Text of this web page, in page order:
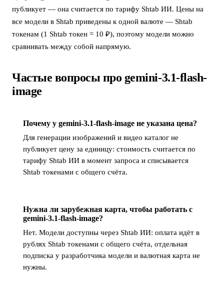
публикует — она считается по тарифу Shtab ИИ. Цены на
все модели в Shtab приведены к одной валюте — Shtab
токенам (1 Shtab токен = 10 ₽), поэтому модели можно
сравнивать между собой напрямую.
Частые вопросы про gemini-3.1-flash-
image
Почему у gemini-3.1-flash-image не указана цена?
Для генерации изображений и видео каталог не
публикует цену за единицу: стоимость считается по
тарифу Shtab ИИ в момент запроса и списывается
Shtab токенами с общего счёта.
Нужна ли зарубежная карта, чтобы работать с
gemini-3.1-flash-image?
Нет. Модели доступны через Shtab ИИ: оплата идёт в
рублях Shtab токенами с общего счёта, отдельная
подписка у разработчика модели и валютная карта не
нужны.